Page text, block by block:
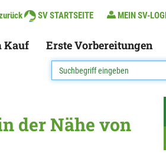
SV STARTSEITE MEIN SV-
Kauf Erste Vorbereitungen
der Nähe von